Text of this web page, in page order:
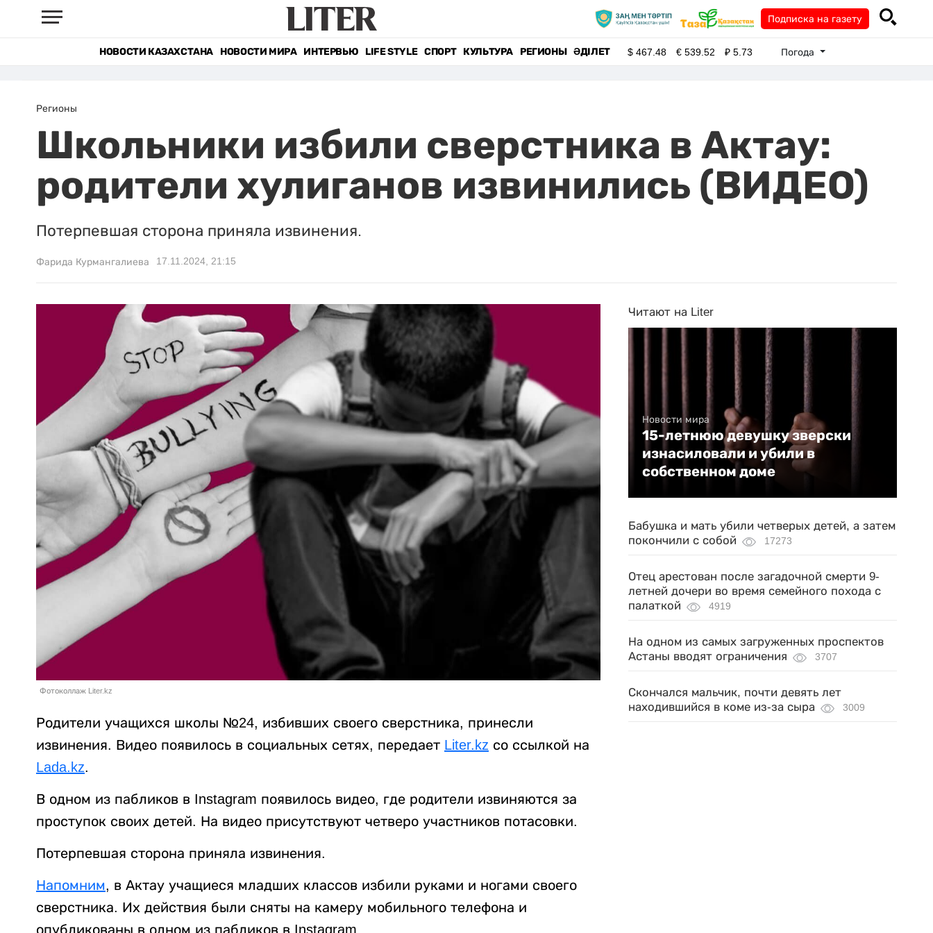
Подписка на газету
НОВОСТИ КАЗАХСТАНА НОВОСТИ МИРА ИНТЕРВЬЮ LIFE STYLE СПОРТ КУЛЬТУРА РЕГИОНЫ ӘДІЛЕТ $467.48 €539.52 ₽5.73 Погода
Регионы
Школьники избили сверстника в Актау:
родители хулиганов извинились (ВИДЕО)
Потерпевшая сторона приняла извинения.
Фарида Курмангалиева 17.11.2024, 21:15
Фотоколлаж Liter.kz
Родители учащихся школы №24, избивших своего сверстника, принесли
извинения. Видео появилось в социальных сетях, передает Liter.kz со ссылкой на
Lada.kz.
В одном из пабликов в Instagram появилось видео, где родители извиняются за
проступок своих детей. На видео присутствуют четверо участников потасовки.
Потерпевшая сторона приняла извинения.
Напомним, в Актау учащиеся младших классов избили руками и ногами своего
сверстника. Их действия были сняты на камеру мобильного телефона и
опубликованы в одном из пабликов в Instagram.
Читают на Liter
Новости мира
15-летнюю девушку зверски
изнасиловали и убили в
собственном доме
Бабушка и мать убили четверых детей, а затем
покончили с собой
17273
Отец арестован после загадочной смерти 9-
летней дочери во время семейного похода с
палаткой
4919
На одном из самых загруженных проспектов
Астаны вводят ограничения
3707
Скончался мальчик, почти девять лет
находившийся в коме из-за сыра
3009